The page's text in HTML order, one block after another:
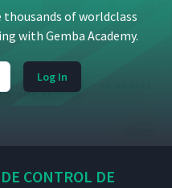
of worldclass
with Gemba Academy.
Log In
CONTROL DE